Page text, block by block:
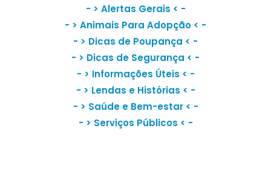
- > Alertas Gerais < -
- > Animais Para Adopção < -
- > Dicas de Poupança < -
- > Dicas de Segurança < -
- > Informações Úteis < -
- > Lendas e Histórias < -
- > Saúde e Bem-estar< -
- > Serviços Públicos < -